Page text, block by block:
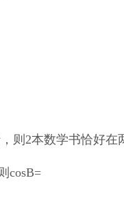
2本数学书恰好在
cosB=